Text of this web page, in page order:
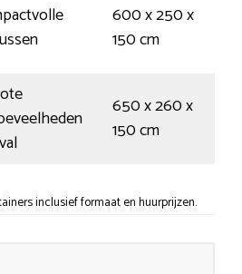
600 x 250 x
150 cm
650 x 260 x
150 cm
inclusief formaat en huurprijzen.